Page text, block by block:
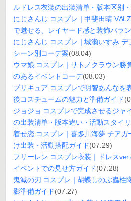
ルドレス衣装の出装清单・版本区别
にじさんじ コスプレ｜甲斐田晴
で魅せる、レイヤード感と装飾バラ
にじさんじ コスプレ｜城瀬いすみ デ
シーン別コーデ案(08.04)
ウマ娘 コスプレ｜サトノクラウン勝
のあるイベントコーデ(08.03)
プリキュア コスプレで明智あんなを
後コスチュームの魅力と準備ガイド
ジョジョ コスプレで完成させるジャ
の出装清单・版本違い・活動スタイ
着せ恋 コスプレ｜喜多川海夢 チアガ
け出装・活動搭配ガイド(07.29)
フリーレン コスプレ衣装｜ドレス
イベントでの見せ方ガイド(07.28)
鬼滅の刃 コスプレ｜胡蝶しのぶ蟲柱
影準備ガイド(07.27)